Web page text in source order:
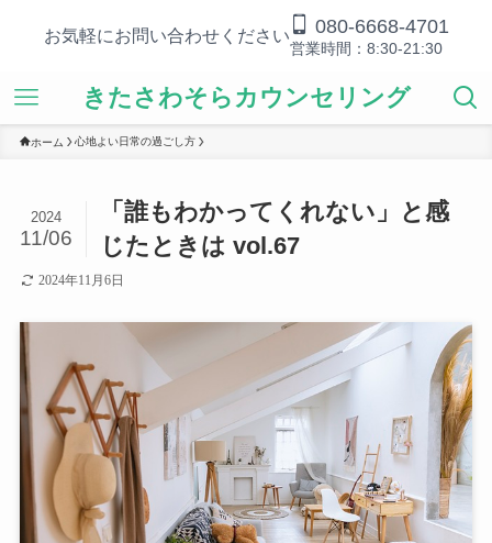
お気軽にお問い合わせください 080-6668-4701
営業時間：8:30-21:30
きたさわそらカウンセリング
ホーム 心地よい日常の過ごし方
「誰もわかってくれない」と感
じたときは vol.67
2024
11/06
2024年11月6日